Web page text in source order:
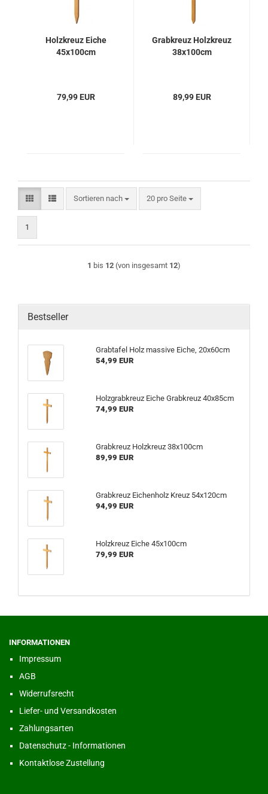
Holzkreuz Eiche
45x100cm
79,99 EUR
Grabkreuz Holzkreuz
38x100cm
89,99 EUR
Sortieren nach
Sortieren nach 20 pro Seite
pro Seite
1
1 bis 12 (von insgesamt 12)
Bestseller
Grabtafel Holz massive Eiche, 20x60cm
54,99 EUR
Holzgrabkreuz Eiche Grabkreuz 40x85cm
74,99 EUR
Grabkreuz Holzkreuz 38x100cm
89,99 EUR
Grabkreuz Eichenholz Kreuz 54x120cm
94,99 EUR
Holzkreuz Eiche 45x100cm
79,99 EUR
INFORMATIONEN
Impressum
AGB
Widerrufsrecht
Liefer- und Versandkosten
Zahlungsarten
Datenschutz - Informationen
Kontaktlose Zustellung